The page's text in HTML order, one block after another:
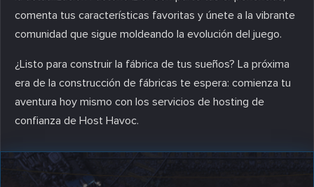
comenta tus características favoritas y únete a la vibrante
comunidad que sigue moldeando la evolución del juego.
¿Listo para construir la fábrica de tus sueños? La próxima
era de la construcción de fábricas te espera: comienza tu
aventura hoy mismo con los servicios de hosting de
confianza de Host Havoc.